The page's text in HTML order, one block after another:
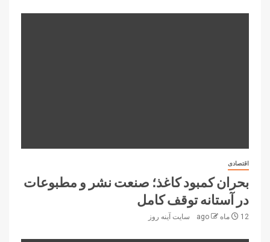
اقتصادی
بحران کمبود کاغذ؛ صنعت نشر و مطبوعات
در آستانه توقف کامل
12 ماه ago سایت آینه‌ روز